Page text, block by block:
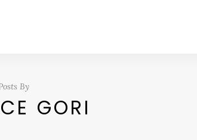
By
GORI